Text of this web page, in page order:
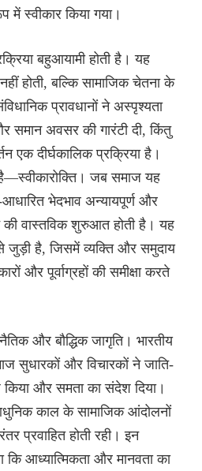
स्वीकार किया गया।
बहुआयामी होती है। यह
होती, बल्कि सामाजिक चेतना के
प्रावधानों ने अस्पृश्यता
समान अवसर की गारंटी दी, किंतु
एक दीर्घकालिक प्रक्रिया है।
है—स्वीकारोक्ति। जब समाज यह
भेदभाव अन्यायपूर्ण और
की वास्तविक शुरुआत होती है। यह
जुड़ी है, जिसमें व्यक्ति और समुदाय
और पूर्वाग्रहों की समीक्षा करते
और बौद्धिक जागृति। भारतीय
सुधारकों और विचारकों ने जाति-
किया और समता का संदेश दिया।
काल के सामाजिक आंदोलनों
प्रवाहित होती रही। इन
कि आध्यात्मिकता और मानवता का